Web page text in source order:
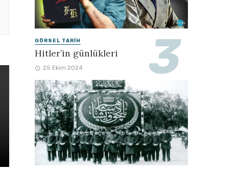
GÖRSEL TARIH
Hitler’in günlükleri
25 Ekim 2024